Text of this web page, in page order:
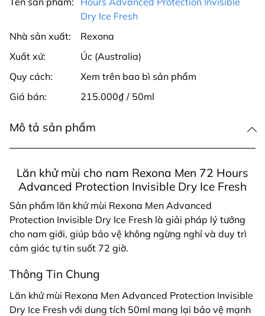
Dry Ice Fresh
Nhà sản xuất:
Rexona
Xuất xứ:
Úc (Australia)
Quy cách:
Xem trên bao bì sản phẩm
Giá bán:
215.000₫ / 50ml
Mô tả sản phẩm
Lăn khử mùi cho nam Rexona Men 72 Hours
Advanced Protection Invisible Dry Ice Fresh
Sản phẩm lăn khử mùi Rexona Men Advanced
Protection Invisible Dry Ice Fresh là giải pháp lý tưởng
cho nam giới, giúp bảo vệ không ngừng nghỉ và duy trì
cảm giác tự tin suốt 72 giờ.
Thông Tin Chung
Lăn khử mùi Rexona Men Advanced Protection Invisible
Dry Ice Fresh với dung tích 50ml mang lại bảo vệ mạnh